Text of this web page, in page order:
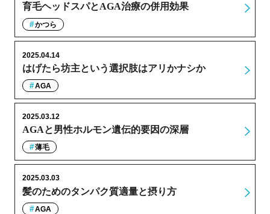
育毛ヘッドスパとAGA治療の併用効果
かつら
はげたら坊主という選択肢はアリかナシか
2025.04.14
AGA
AGAと男性ホルモン遺伝的要因の深層
2025.03.12
薄毛
髪のためのタンパク質適量と摂り方
2025.03.03
AGA